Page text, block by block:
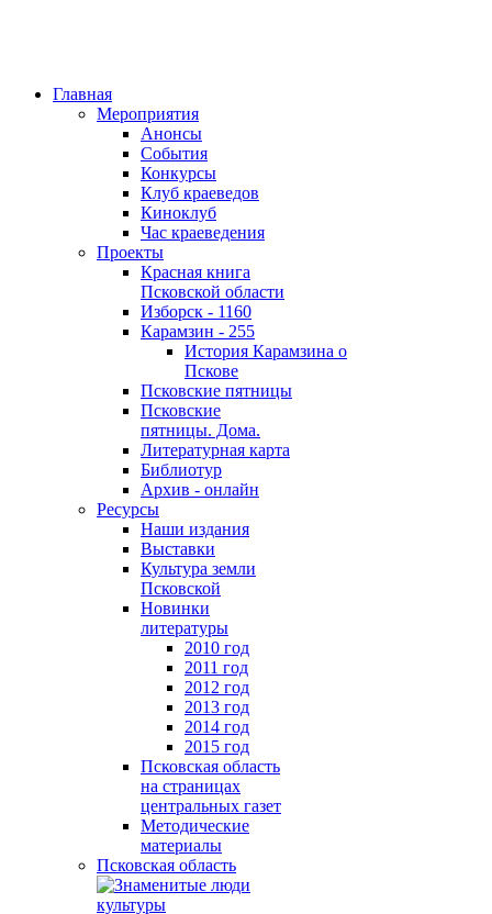
Главная
Мероприятия
Анонсы
События
Конкурсы
Клуб краеведов
Киноклуб
Час краеведения
Проекты
Красная книга
Псковской области
Изборск - 1160
Карамзин - 255
История Карамзина о
Пскове
Псковские пятницы
Псковские
пятницы. Дома.
Литературная карта
Библиотур
Архив - онлайн
Ресурсы
Наши издания
Выставки
Культура земли
Псковской
Новинки
литературы
2010 год
2011 год
2012 год
2013 год
2014 год
2015 год
Псковская область
на страницах
центральных газет
Методические
материалы
Псковская область